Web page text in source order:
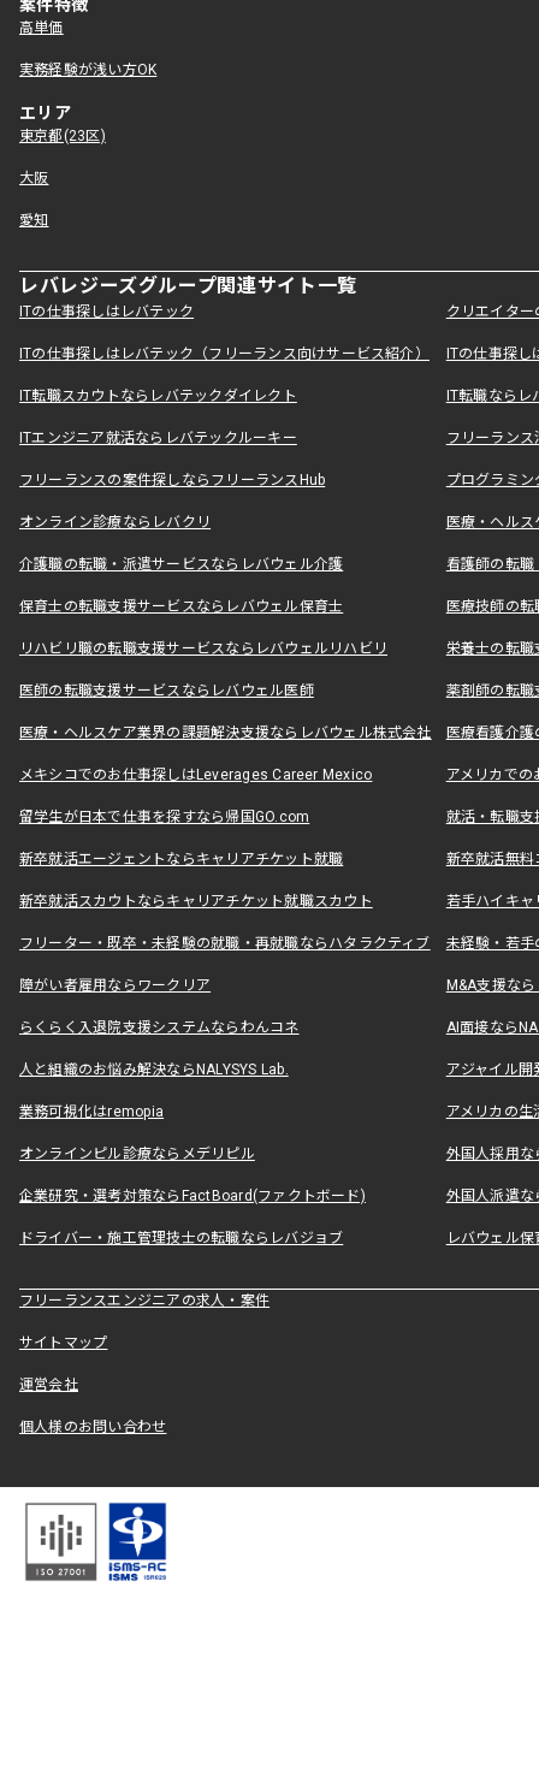
案件特徴
高単価
実務経験が浅い方OK
エリア
東京都(23区)
大阪
愛知
レバレジーズグループ関連サイト一覧
ITの仕事探しはレバテック クリエイタ
ITの仕事探しはレバテック（フリーランス向けサービス紹介） ITの仕事探
IT転職スカウトならレバテックダイレクト IT転職なら
ITエンジニア就活ならレバテックルーキー フリーラン
フリーランスの案件探しならフリーランスHub プログラミ
オンライン診療ならレバクリ 医療・ヘル
介護職の転職・派遣サービスならレバウェル介護 看護師の転
保育士の転職支援サービスならレバウェル保育士 医療技師の
リハビリ職の転職支援サービスならレバウェルリハビリ 栄養士の転
医師の転職支援サービスならレバウェル医師 薬剤師の転
医療・ヘルスケア業界の課題解決支援ならレバウェル株式会社 医療看護介
メキシコでのお仕事探しはLeverages Career Mexico アメリカで
留学生が日本で仕事を探すなら帰国GO.com 就活・転職
新卒就活エージェントならキャリアチケット就職 新卒就活無料
新卒就活スカウトならキャリアチケット就職スカウト 若手ハイキ
フリーター・既卒・未経験の就職・再就職ならハタラクティブ 未経験・若手
障がい者雇用ならワークリア M&A支援な
らくらく入退院支援システムならわんコネ AI面接なら
人と組織のお悩み解決ならNALYSYS Lab. アジャイル
業務可視化はremopia アメリカの
オンラインピル診療ならメデリピル 外国人採用
企業研究・選考対策ならFactBoard(ファクトボード) 外国人派遣な
ドライバー・施工管理技士の転職ならレバジョブ レバウェル
フリーランスエンジニアの求人・案件
サイトマップ
運営会社
個人様のお問い合わせ